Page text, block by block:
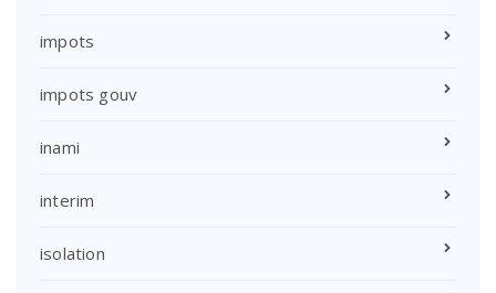
impots
impots gouv
inami
interim
isolation